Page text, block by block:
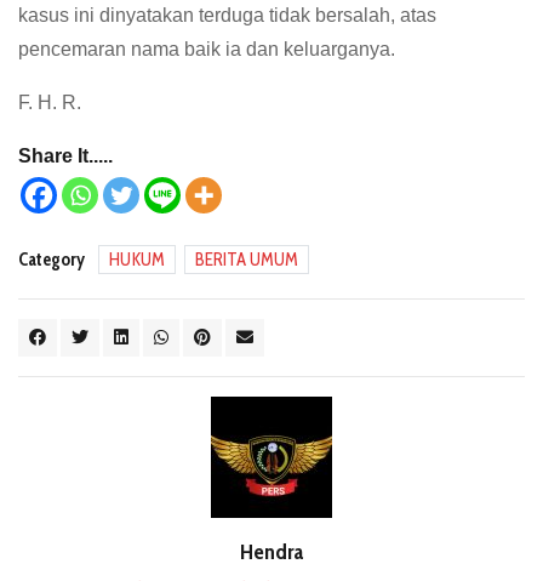
kasus ini dinyatakan terduga tidak bersalah, atas
pencemaran nama baik ia dan keluarganya.
F. H. R.
Share It.....
Category HUKUM BERITA UMUM
Hendra